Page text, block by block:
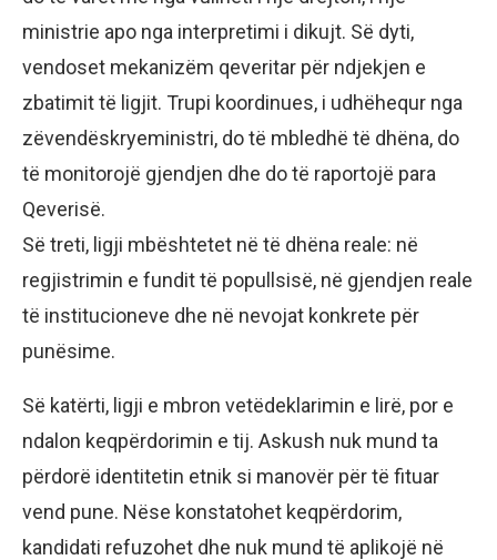
ministrie apo nga interpretimi i dikujt. Së dyti,
vendoset mekanizëm qeveritar për ndjekjen e
zbatimit të ligjit. Trupi koordinues, i udhëhequr nga
zëvendëskryeministri, do të mbledhë të dhëna, do
të monitorojë gjendjen dhe do të raportojë para
Qeverisë.
Së treti, ligji mbështetet në të dhëna reale: në
regjistrimin e fundit të popullsisë, në gjendjen reale
të institucioneve dhe në nevojat konkrete për
punësime.
Së katërti, ligji e mbron vetëdeklarimin e lirë, por e
ndalon keqpërdorimin e tij. Askush nuk mund ta
përdorë identitetin etnik si manovër për të fituar
vend pune. Nëse konstatohet keqpërdorim,
kandidati refuzohet dhe nuk mund të aplikojë në